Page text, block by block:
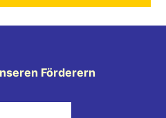
Förderern